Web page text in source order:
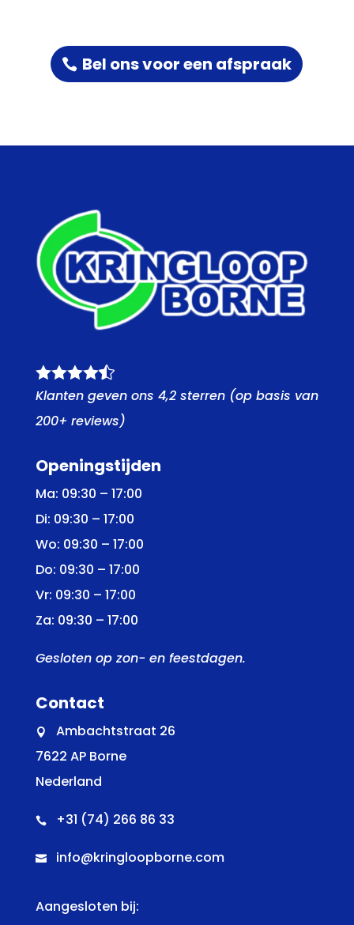
Bel ons voor een afspraak

Klanten geven ons 4,2 sterren (op basis van
200+ reviews)
Openingstijden
Ma: 09:30 – 17:00
Di: 09:30 – 17:00
Wo: 09:30 – 17:00
Do: 09:30 – 17:00
Vr: 09:30 – 17:00
Za: 09:30 – 17:00
Gesloten op zon- en feestdagen.
Contact

Ambachtstraat 26
7622 AP Borne
Nederland
 +31 (74) 266 86 33
 info@kringloopborne.com
Aangesloten bij: